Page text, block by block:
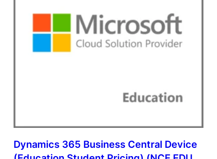
Dynamics 365 Business Central Device